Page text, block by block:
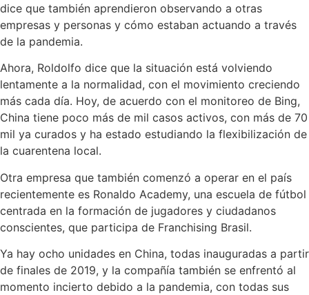
dice que también aprendieron observando a otras
empresas y personas y cómo estaban actuando a través
de la pandemia.
Ahora, Roldolfo dice que la situación está volviendo
lentamente a la normalidad, con el movimiento creciendo
más cada día. Hoy, de acuerdo con el monitoreo de Bing,
China tiene poco más de mil casos activos, con más de 70
mil ya curados y ha estado estudiando la flexibilización de
la cuarentena local.
Otra empresa que también comenzó a operar en el país
recientemente es Ronaldo Academy, una escuela de fútbol
centrada en la formación de jugadores y ciudadanos
conscientes, que participa de Franchising Brasil.
Ya hay ocho unidades en China, todas inauguradas a partir
de finales de 2019, y la compañía también se enfrentó al
momento incierto debido a la pandemia, con todas sus